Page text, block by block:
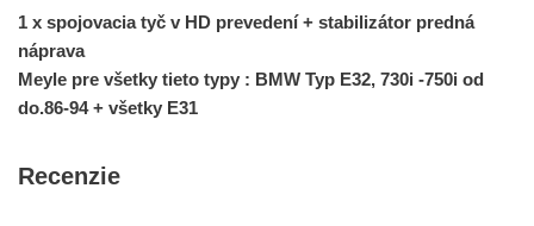
1 x spojovacia tyč v HD prevedení + stabilizátor predná
náprava
Meyle pre všetky tieto typy : BMW Typ E32, 730i -750i od
do.86-94 + všetky E31
Recenzie